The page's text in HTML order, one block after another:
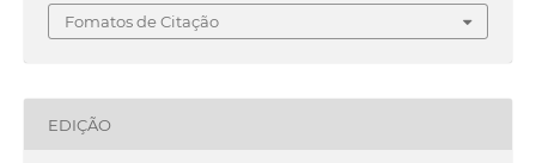
Fomatos de Citação
EDIÇÃO